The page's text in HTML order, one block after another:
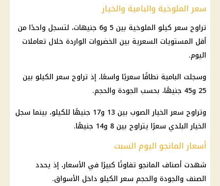
سعر الملوخية والبامية والخيار
تراوح سعر كيلو الملوخية بين 5 و6 جنيهات، لتسجل واحدًا من
أقل المستويات السعرية بين الخضروات الواردة خلال تعاملات
اليوم.
وسجلت البامية نطاقًا سعريًا واسعًا، إذ تراوح سعر الكيلو بين
25 و45 جنيهًا، بحسب الجودة والحجم.
وتراوح سعر الخيار الصوب بين 13 و17 جنيهًا للكيلو، بينما سجل
الخيار البلدي سعرًا يتراوح بين 8 و14 جنيهًا.
أسعار المانجو اليوم السبت
شهدت أصناف المانجو تفاوتًا كبيرًا في الأسعار، إذ يحدد
الصنف والجودة والحجم سعر الكيلو داخل الأسواق.